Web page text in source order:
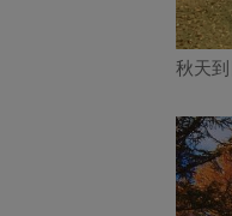
秋天